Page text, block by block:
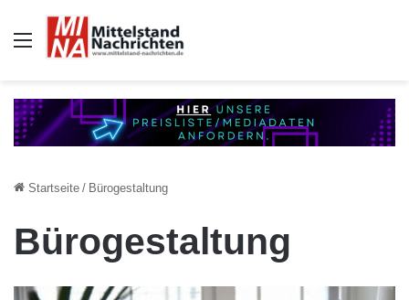
Auswahl
Startseite / Bürogestaltung
Bürogestaltung